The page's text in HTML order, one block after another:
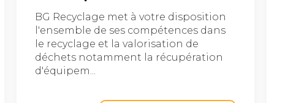
BG Recyclage met à votre disposition
l'ensemble de ses compétences dans
le recyclage et la valorisation de
déchets notamment la récupération
d'équipem...